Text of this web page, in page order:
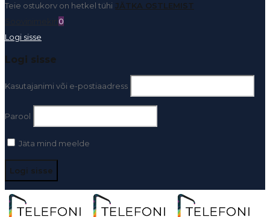
Teie ostukorv on hetkel tühi JÄTKA OSTLEMIST
0
Logi sisse
Logi sisse
Kasutajanimi või e-postiaadress
Parool
Jäta mind meelde